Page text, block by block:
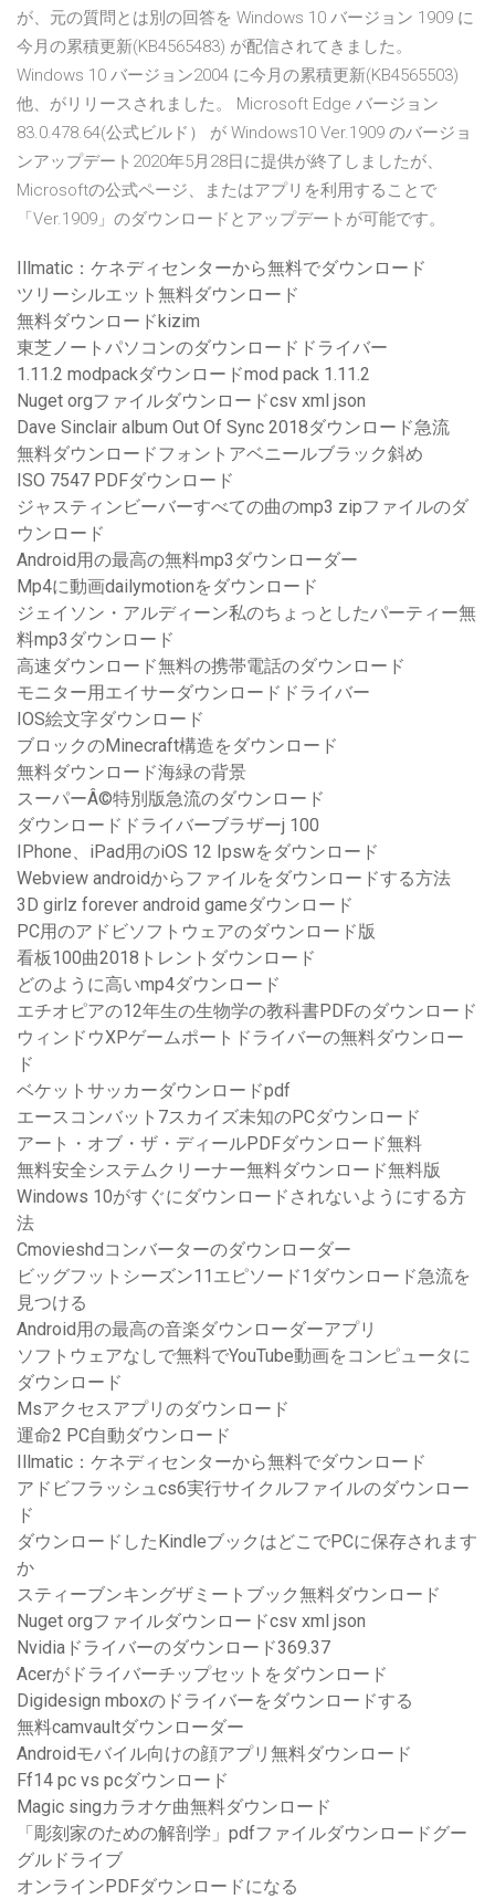
が、元の質問とは別の回答を Windows 10 バージョン 1909 に
今月の累積更新(KB4565483) が配信されてきました。
Windows 10 バージョン2004 に今月の累積更新(KB4565503)
他、がリリースされました。 Microsoft Edge バージョン
83.0.478.64(公式ビルド） が Windows10 Ver.1909 のバージョ
ンアップデート2020年5月28日に提供が終了しましたが、
Microsoftの公式ページ、またはアプリを利用することで
「Ver.1909」のダウンロードとアップデートが可能です。
Illmatic：ケネディセンターから無料でダウンロード
ツリーシルエット無料ダウンロード
無料ダウンロードkizim
東芝ノートパソコンのダウンロードドライバー
1.11.2 modpackダウンロードmod pack 1.11.2
Nuget orgファイルダウンロードcsv xml json
Dave Sinclair album Out Of Sync 2018ダウンロード急流
無料ダウンロードフォントアベニールブラック斜め
ISO 7547 PDFダウンロード
ジャスティンビーバーすべての曲のmp3 zipファイルのダ
ウンロード
Android用の最高の無料mp3ダウンローダー
Mp4に動画dailymotionをダウンロード
ジェイソン・アルディーン私のちょっとしたパーティー無
料mp3ダウンロード
高速ダウンロード無料の携帯電話のダウンロード
モニター用エイサーダウンロードドライバー
IOS絵文字ダウンロード
ブロックのMinecraft構造をダウンロード
無料ダウンロード海緑の背景
スーパーÂ©特別版急流のダウンロード
ダウンロードドライバーブラザーj 100
IPhone、iPad用のiOS 12 Ipswをダウンロード
Webview androidからファイルをダウンロードする方法
3D girlz forever android gameダウンロード
PC用のアドビソフトウェアのダウンロード版
看板100曲2018トレントダウンロード
どのように高いmp4ダウンロード
エチオピアの12年生の生物学の教科書PDFのダウンロード
ウィンドウXPゲームポートドライバーの無料ダウンロー
ド
ベケットサッカーダウンロードpdf
エースコンバット7スカイズ未知のPCダウンロード
アート・オブ・ザ・ディールPDFダウンロード無料
無料安全システムクリーナー無料ダウンロード無料版
Windows 10がすぐにダウンロードされないようにする方
法
Cmovieshdコンバーターのダウンローダー
ビッグフットシーズン11エピソード1ダウンロード急流を
見つける
Android用の最高の音楽ダウンローダーアプリ
ソフトウェアなしで無料でYouTube動画をコンピュータに
ダウンロード
Msアクセスアプリのダウンロード
運命2 PC自動ダウンロード
Illmatic：ケネディセンターから無料でダウンロード
アドビフラッシュcs6実行サイクルファイルのダウンロー
ド
ダウンロードしたKindleブックはどこでPCに保存されます
か
スティーブンキングザミートブック無料ダウンロード
Nuget orgファイルダウンロードcsv xml json
Nvidiaドライバーのダウンロード369.37
Acerがドライバーチップセットをダウンロード
Digidesign mboxのドライバーをダウンロードする
無料camvaultダウンローダー
Androidモバイル向けの顔アプリ無料ダウンロード
Ff14 pc vs pcダウンロード
Magic singカラオケ曲無料ダウンロード
「彫刻家のための解剖学」pdfファイルダウンロードグー
グルドライブ
オンラインPDFダウンロードになる